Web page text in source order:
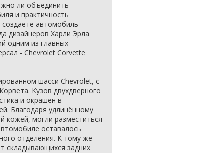
ли объединить
и практичность
автомобиль
дизайнеров Харли Эрла
одним из главных
- Chevrolet Corvette
шасси Chevrolet, с
Кузов двухдверного
и окрашен в
Благодаря удлинённому
кожей, могли разместиться
оставалось
отделения. К тому же
складывающихся задних